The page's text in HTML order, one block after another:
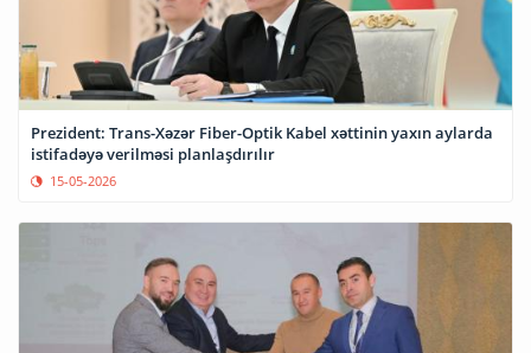
Prezident: Trans-Xəzər Fiber-Optik Kabel xəttinin yaxın aylarda
istifadəyə verilməsi planlaşdırılır
15-05-2026